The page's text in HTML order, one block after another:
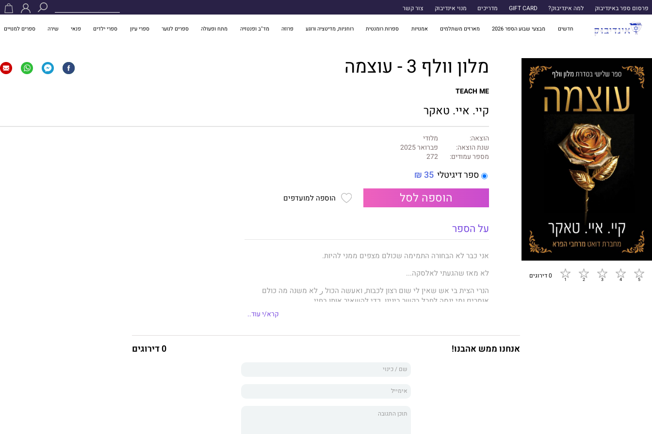
פרסום ספר באינדיבוק למה אינדיבוק? GIFT CARD מדריכים מנוי אינדיבוק צור קשר
חדשים מבצעי שבוע הספר 2026 מארזים משתלמים אמנויות ספרות רומנטית רוחניות, מדיטציה ורוגע פרוזה מד"ב ופנטזיה מתח ופעולה ספרים לנוער ספרי עיון ספרי ילדים פנאי שירה ספרים למנויים
0 דירוגים
מלון וולף 3 - עוצמה
TEACH ME
קיי. איי. טאקר
הוצאה:
מלודי
שנת הוצאה:
פברואר 2025
מספר עמודים:
272
ספר דיגיטלי 35 ₪
הוספה לסל הוספה למועדפים
על הספר
אני כבר לא הבחורה התמימה שכולם מצפים ממני להיות.
לא מאז שהגעתי לאלסקה...
הנרי הצית בי אש שאין לי שום רצון לכבות, ואעשה הכול ر לא משנה מה כולם
אומרים ומי ינסה לחבל בקשר בינינו כדי להשאיר אותו בחיי.
כל הסובבים אותנו מתנגדים לקשר בינינו, אבל אני לא מתכוונת לוותר, איאחז בו
השאלה היא אם הוא מרגיש כמוני.
הפרא", חוזרת אלינו בסדרה סקסית במיוחד על בחורה תמימה מעיירה קטנה
הסיפור הזה. תתכוננו להיות מופתעים.
קרא/י עוד..
אנחנו ממש אהבנו! 0 דירוגים